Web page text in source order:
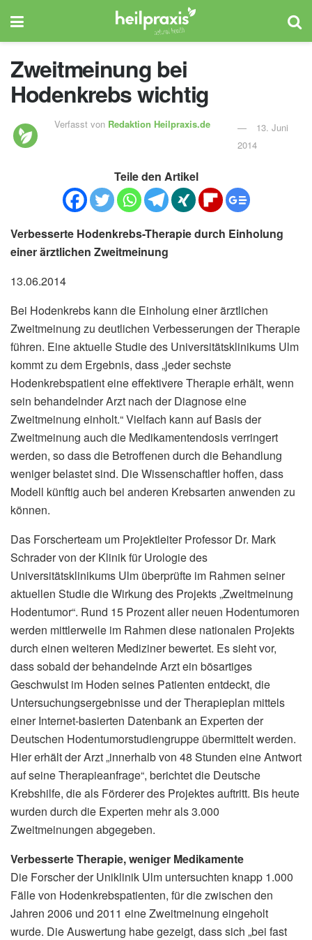
Zweitmeinung bei
Hodenkrebs wichtig
Verfasst von Redaktion Heilpraxis.de
13. Juni
2014
Teile den Artikel
Verbesserte Hodenkrebs-Therapie durch Einholung
einer ärztlichen Zweitmeinung
13.06.2014
Bei Hodenkrebs kann die Einholung einer ärztlichen
Zweitmeinung zu deutlichen Verbesserungen der Therapie
führen. Eine aktuelle Studie des Universitätsklinikums Ulm
kommt zu dem Ergebnis, dass „jeder sechste
Hodenkrebspatient eine effektivere Therapie erhält, wenn
sein behandelnder Arzt nach der Diagnose eine
Zweitmeinung einholt.“ Vielfach kann auf Basis der
Zweitmeinung auch die Medikamentendosis verringert
werden, so dass die Betroffenen durch die Behandlung
weniger belastet sind. Die Wissenschaftler hoffen, dass
Modell künftig auch bei anderen Krebsarten anwenden zu
können.
Das Forscherteam um Projektleiter Professor Dr. Mark
Schrader von der Klinik für Urologie des
Universitätsklinikums Ulm überprüfte im Rahmen seiner
aktuellen Studie die Wirkung des Projekts „Zweitmeinung
Hodentumor“. Rund 15 Prozent aller neuen Hodentumoren
werden mittlerweile im Rahmen diese nationalen Projekts
durch einen weiteren Mediziner bewertet. Es sieht vor,
dass sobald der behandelnde Arzt ein bösartiges
Geschwulst im Hoden seines Patienten entdeckt, die
Untersuchungsergebnisse und der Therapieplan mittels
einer Internet-basierten Datenbank an Experten der
Deutschen Hodentumorstudiengruppe übermittelt werden.
Hier erhält der Arzt „innerhalb von 48 Stunden eine Antwort
auf seine Therapieanfrage“, berichtet die Deutsche
Krebshilfe, die als Förderer des Projektes auftritt. Bis heute
wurden durch die Experten mehr als 3.000
Zweitmeinungen abgegeben.
Verbesserte Therapie, weniger Medikamente
Die Forscher der Uniklinik Ulm untersuchten knapp 1.000
Fälle von Hodenkrebspatienten, für die zwischen den
Jahren 2006 und 2011 eine Zweitmeinung eingeholt
wurde. Die Auswertung habe gezeigt, dass sich „bei fast